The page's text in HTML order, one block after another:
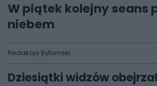
W piątek kolejny seans
niebem
Redakcja Bytomski
Dziesiątki widzów